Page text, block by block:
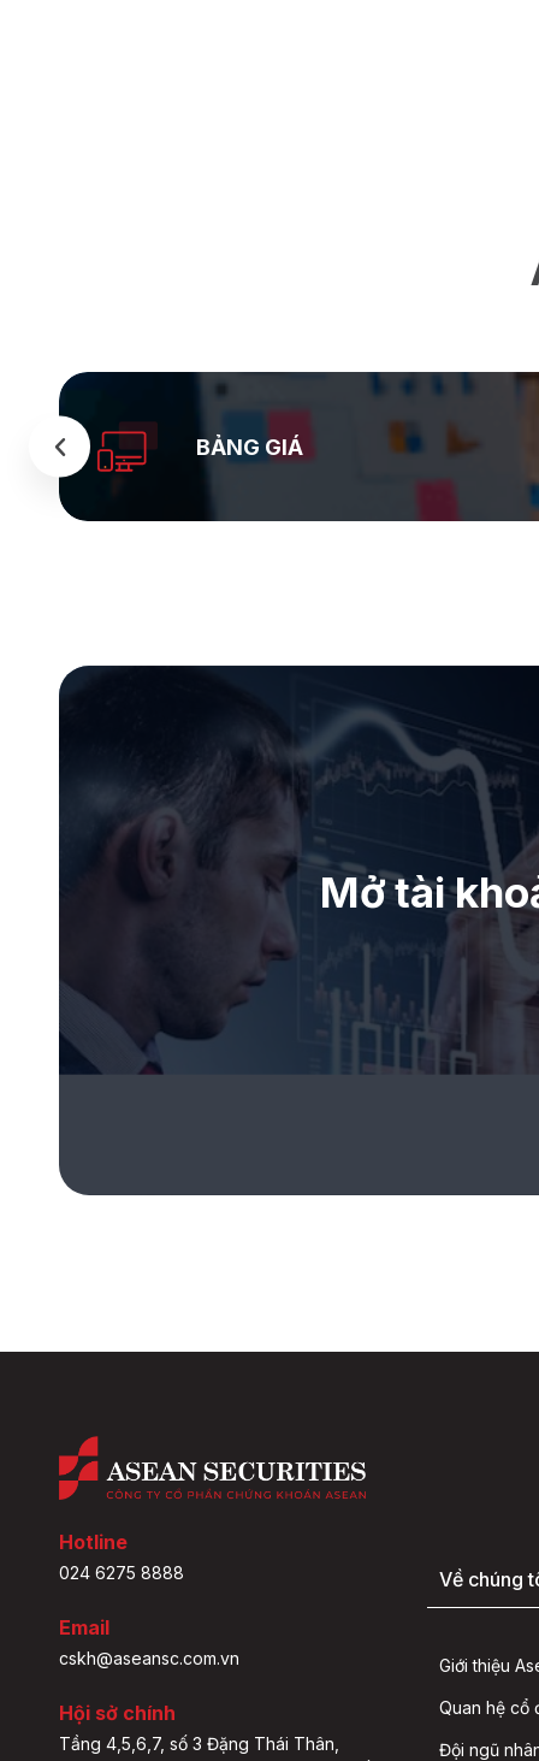
BẢNG GIÁ
Mở tài
Hotline
024 6275 8888
Email
cskh@aseansc.com.vn
Hội sở chính
Tầng 4,5,6,7, số 3 Đặng Thái Thân,
Về chúng
Giới thiệu
Quan hệ cổ
Đội ngũ